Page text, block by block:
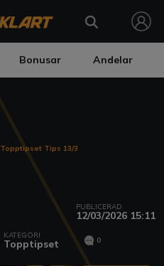
Bonusar Andelar
Topptipset Tips 13/3
PUBLICERAD
12/03/2026 15:11
KATEGORI
Topptipset 0